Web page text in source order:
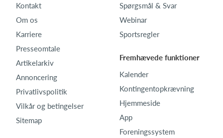
Kontakt
Om os
Karriere
Presseomtale
Artikelarkiv
Annoncering
Privatlivspolitik
Vilkår og betingelser
Sitemap
Spørgsmål & Svar
Webinar
Sportsregler
Fremhævede funktioner
Kalender
Kontingentopkrævning
Hjemmeside
App
Foreningssystem